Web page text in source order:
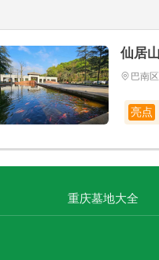
仙居
巴南区
亮点
重庆墓地大全